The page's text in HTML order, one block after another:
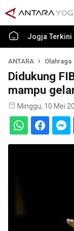
Jogja Terkini
ANTARA Olahraga
Didukung
mampu
Minggu, 10 Mei